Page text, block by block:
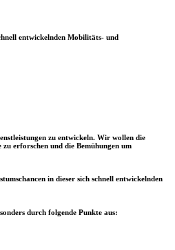
entwickelnden Mobilitäts- und
zu entwickeln. Wir wollen die
erforschen und die Bemühungen um
in dieser sich schnell entwickelnden
durch folgende Punkte aus: